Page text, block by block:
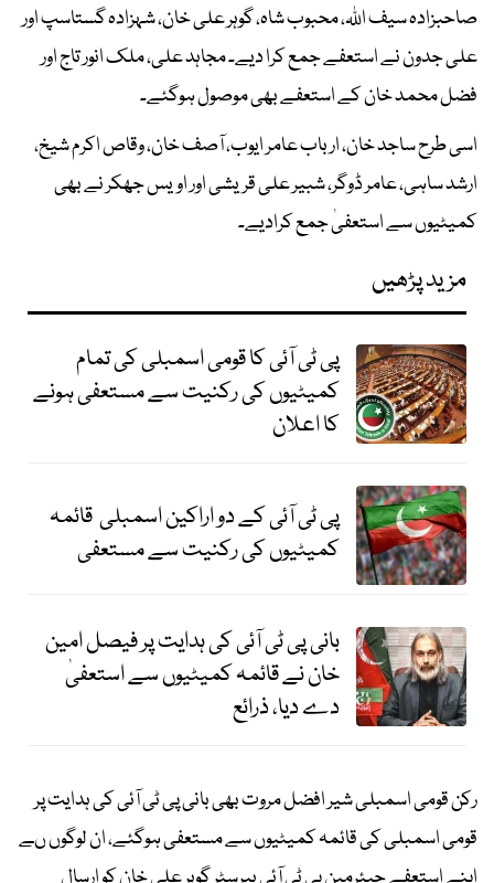
صاحبزادہ سیف اللہ، محبوب شاہ، گوہر علی خان، شہزادہ گستاسپ اور
علی جدون نے استعفے جمع کرا دیے۔ مجاہد علی، ملک انور تاج اور
فضل محمد خان کے استعفے بھی موصول ہوگئے۔
اسی طرح ساجد خان، ارباب عامر ایوب، آصف خان، وقاص اکرم شیخ،
ارشد ساہی، عامر ڈوگر، شبیر علی قریشی اور اویس جھکر نے بھی
کمیٹیوں سے استعفیٰ جمع کرادیے۔
مزید پڑھیں
پی ٹی آئی کا قومی اسمبلی کی تمام
کمیٹیوں کی رکنیت سے مستعفی ہونے
کا اعلان
پی ٹی آئی کے دو اراکین اسمبلی قائمہ
کمیٹیوں کی رکنیت سے مستعفی
بانی پی ٹی آئی کی ہدایت پر فیصل امین
خان نے قائمہ کمیٹیوں سے استعفیٰ
دے دیا، ذرائع
رکن قومی اسمبلی شیر افضل مروت بھی بانی پی ٹی آئی کی ہدایت پر
قومی اسمبلی کی قائمہ کمیٹیوں سے مستعفی ہوگئے، ان لوگوں ںے